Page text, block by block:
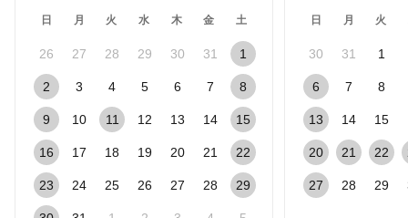
日 月 火 水 木 金 土
26 27 28 29 30 31 1
2 3 4 5 6 7 8
9 10 11 12 13 14 15
16 17 18 19 20 21 22
23 24 25 26 27 28 29
日 月 火
30 31 1
6 7 8
13 14 15
20 21 22
27 28 29